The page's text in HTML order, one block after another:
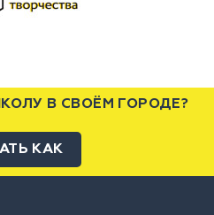
В СВОЁМ ГОРОДЕ?
КАК